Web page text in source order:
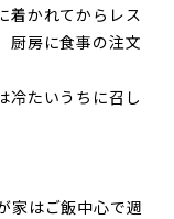
着かれてからレス
厨房に食事の注文
冷たいうちに召し
家はご飯中心で週